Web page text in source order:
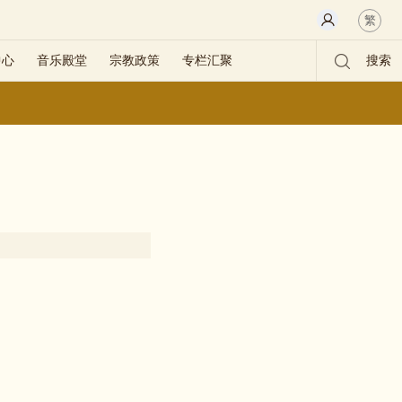
繁
音乐殿堂 宗教政策 专栏汇聚 搜索